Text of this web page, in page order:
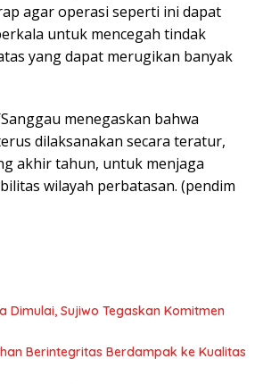
agar operasi seperti ini dapat
untuk mencegah tindak
yang dapat merugikan banyak
menegaskan bahwa
dilaksanakan secara teratur,
akhir tahun, untuk menjaga
wilayah perbatasan. (pendim
Dimulai, Sujiwo Tegaskan Komitmen
Berintegritas Berdampak ke Kualitas